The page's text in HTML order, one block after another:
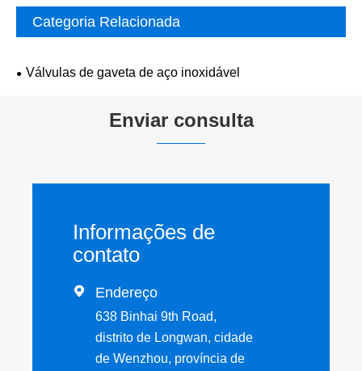
Categoria Relacionada
Válvulas de gaveta de aço inoxidável
Enviar consulta
Informações de
contato
 Endereço
638 Binhai 9th Road,
distrito de Longwan, cidade
de Wenzhou, província de